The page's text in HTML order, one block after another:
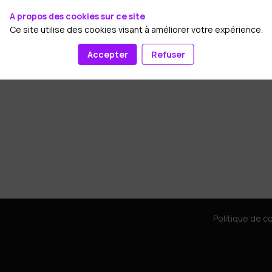
Politique de
A propos des cookies sur ce site
Ce site utilise des cookies visant à améliorer votre expérience.
Accepter Refuser